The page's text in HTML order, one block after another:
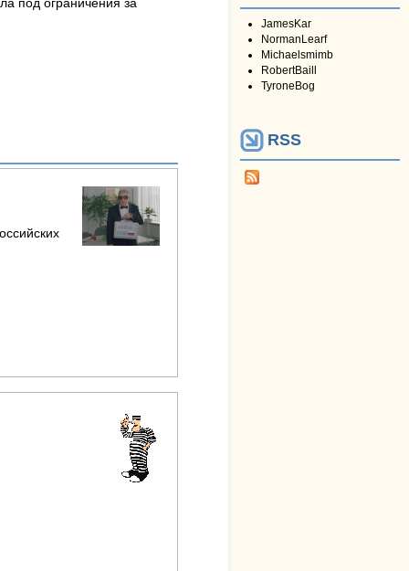
под ограничения за
JamesKar
NormanLearf
Michaelsmimb
RobertBaill
TyroneBog
RSS